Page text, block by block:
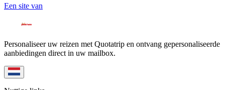
Een site van
Personaliseer uw reizen met Quotatrip en ontvang gepersonaliseerde
aanbiedingen direct in uw mailbox.